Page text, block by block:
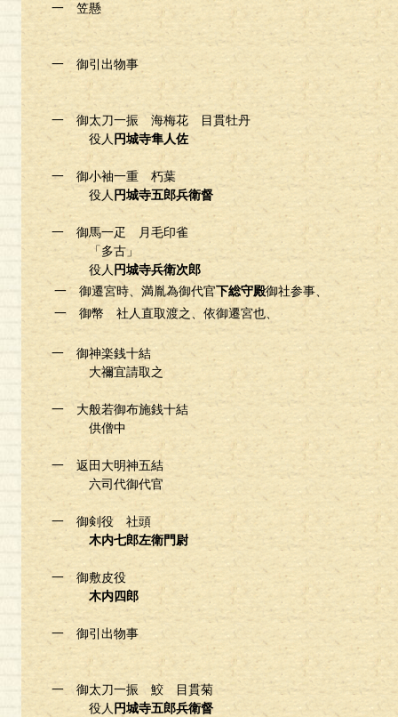
一 笠懸
一 御引出物事
一 御太刀一振 海梅花 目貫牡丹
役人 円城寺隼人佐
一 御小袖一重 朽葉
役人 円城寺五郎兵衛督
一 御馬一疋 月毛印雀
「多古」
役人 円城寺兵衛次郎
一 御遷宮時、満胤為御代官下総守殿御社参事、
一 御幣 社人直取渡之、依御遷宮也、
一 御神楽銭十結
大禰宜請取之
一 大般若御布施銭十結
供僧中
一 返田大明神五結
六司代御代官
一 御剣役 社頭
木内七郎左衛門尉
一 御敷皮役
木内四郎
一 御引出物事
一 御太刀一振 鮫 目貫菊
役人 円城寺五郎兵衛督